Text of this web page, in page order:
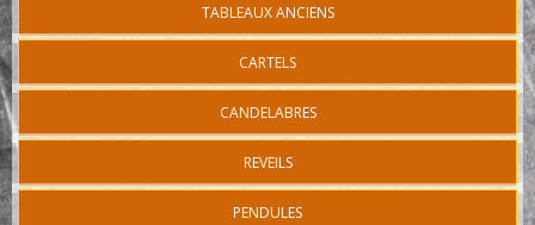
TABLEAUX ANCIENS
CARTELS
CANDELABRES
REVEILS
PENDULES